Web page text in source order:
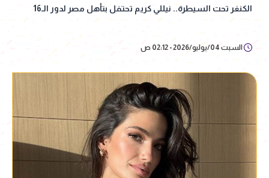
الكنغر تحت السيطرة.. نيللي كريم تحتفل بتأهل مصر لدور الـ16
السبت 04/يوليو/2026 - 02:12 ص